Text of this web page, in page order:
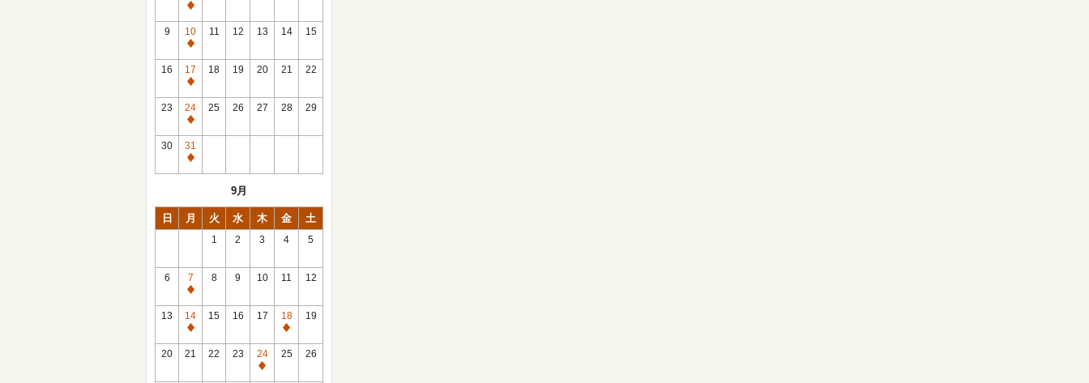
休
館
日
9
10
休
館
日
11 12 13 14 15
16
17
休
館
日
18 19 20 21 22
23
24
休
館
日
25 26 27 28 29
30
31
休
9月
日 月 火 水 木 金 土
1 2 3 4 5
6
7
休
館
日
8 9 10 11 12
13
14
休
館
15 16 17
18
休
館
19
20 21 22 23
24
休
25 26